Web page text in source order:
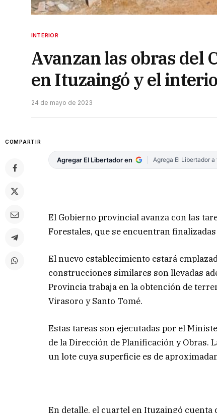
INTERIOR
Avanzan las obras del
en Ituzaingó y el
24 de mayo de 2023
COMPARTIR
Agregar El Libertador en Agrega El Libertador
El Gobierno provincial avanza con las
Forestales, que se encuentran
El nuevo establecimiento estará
construcciones similares son llevadas
Provincia trabaja en la obtención de
Virasoro y Santo Tomé.
Estas tareas son ejecutadas por el
de la Dirección de Planificación y Obras.
un lote cuya superficie es de
En detalle, el cuartel en Ituzaingó